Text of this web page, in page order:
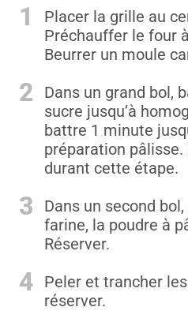
1
Placer la grille au
Préchauffer le four
Beurrer un moule
2
Dans un grand bol,
sucre jusqu’à
battre 1 minute
préparation
durant cette étape.
3
Dans un second
farine, la poudre à
Réserver.
4
Peler et trancher
réserver.